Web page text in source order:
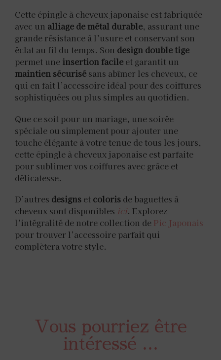
Cette épingle à cheveux japonaise est fabriquée
avec un alliage de métal durable, assurant une
grande résistance à l’usure et conservant son
éclat au fil du temps. Son design double tige
permet une insertion facile et garantit un
maintien sécurisé sans abîmer les cheveux, ce
qui en fait l’accessoire idéal pour des coiffures
sophistiquées ou plus simples au quotidien.
Que ce soit pour un mariage, une soirée
spéciale ou simplement pour ajouter une
touche élégante à votre tenue de tous les jours,
cette épingle à cheveux japonaise est parfaite
pour sublimer vos coiffures avec grâce et
délicatesse.
D’autres designs et coloris de baguettes à
cheveux sont disponibles ici. Explorez
l’intégralité de notre collection de Pic Japonais
pour trouver l’accessoire parfait qui
complètera votre style.
Vous pourriez être
intéressé ...